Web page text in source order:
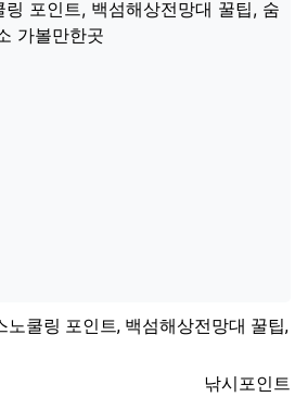
노쿨링 포인트, 백섬해상전망대 꿀팁,
등록자
낚시포인트